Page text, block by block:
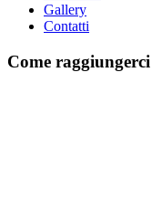
Gallery
Contatti
Come raggiungerci